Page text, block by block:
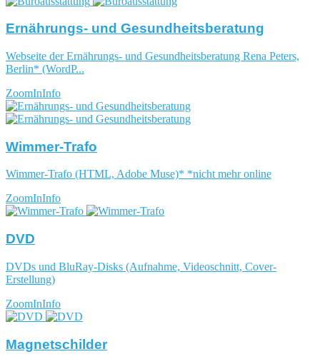
Ernährungs- und Gesundheitsberatung
Webseite der Ernährungs- und Gesundheitsberatung Rena Peters,
Berlin* (WordP...
ZoomInInfo
Wimmer-Trafo
Wimmer-Trafo (HTML, Adobe Muse)* *nicht mehr online
ZoomInInfo
DVD
DVDs und BluRay-Disks (Aufnahme, Videoschnitt, Cover-
Erstellung)
ZoomInInfo
Magnetschilder